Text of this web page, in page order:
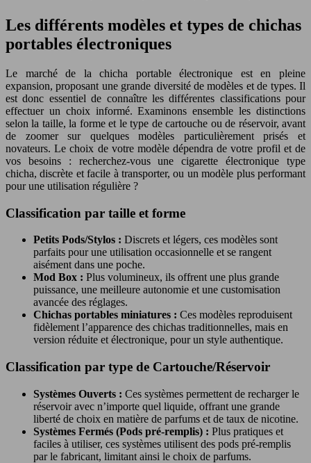
Les différents modèles et types de chichas
portables électroniques
Le marché de la chicha portable électronique est en pleine
expansion, proposant une grande diversité de modèles et de types. Il
est donc essentiel de connaître les différentes classifications pour
effectuer un choix informé. Examinons ensemble les distinctions
selon la taille, la forme et le type de cartouche ou de réservoir, avant
de zoomer sur quelques modèles particulièrement prisés et
novateurs. Le choix de votre modèle dépendra de votre profil et de
vos besoins : recherchez-vous une cigarette électronique type
chicha, discrète et facile à transporter, ou un modèle plus performant
pour une utilisation régulière ?
Classification par taille et forme
Petits Pods/Stylos : Discrets et légers, ces modèles sont
parfaits pour une utilisation occasionnelle et se rangent
aisément dans une poche.
Mod Box : Plus volumineux, ils offrent une plus grande
puissance, une meilleure autonomie et une customisation
avancée des réglages.
Chichas portables miniatures : Ces modèles reproduisent
fidèlement l’apparence des chichas traditionnelles, mais en
version réduite et électronique, pour un style authentique.
Classification par type de Cartouche/Réservoir
Systèmes Ouverts : Ces systèmes permettent de recharger le
réservoir avec n’importe quel liquide, offrant une grande
liberté de choix en matière de parfums et de taux de nicotine.
Systèmes Fermés (Pods pré-remplis) : Plus pratiques et
faciles à utiliser, ces systèmes utilisent des pods pré-remplis
par le fabricant, limitant ainsi le choix de parfums.